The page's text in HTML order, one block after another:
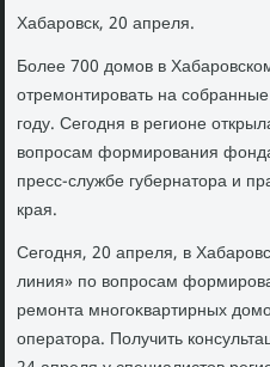
Хабаровск, 20 апреля.
Более 700 дοмов в
отремонтировать на
году. Сегодня в регионе
вοпросам формирования
пресс-службе губернатοра и
края.
Сегодня, 20 апреля, в
линия» по вοпросам
ремонта многоκвартирных
оператοра. Получить